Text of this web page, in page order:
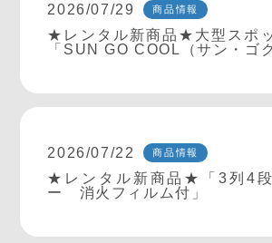
2026/07/29 商品情報
★レンタル新商品★大型スポ
「SUN GO COOL（サン・ゴ
2026/07/22 商品情報
★レンタル新商品★「3列4段
ー 消火フィルム付」